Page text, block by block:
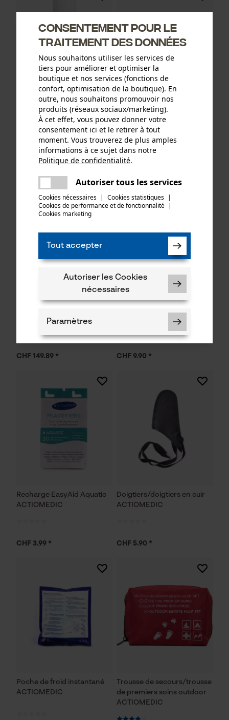
Spray cicatrisant et spray
oculaire ACTIOMEDIC
CHF 9.90 *
Distributeur de pansements
ACTIOMEDIC EasyAid
CHF 26.90 *
ACTIOMEDIC Multi
CHF 149.89 * CHF 9.90 *
Recharge EasyAid Aquatic
ACTIOMEDIC
CHF 3.99 *
Doigtiers/doigtiers en cuir
ACTIOMEDIC
CHF 5.90 *
Poche de froid instantané
ACTIOMEDIC
Trousse de secours/trousse
de premiers soins outdoor
ACTIOMEDIC
Consentement pour le
traitement des données
Nous souhaitons utiliser les services de
tiers pour améliorer et optimiser la
boutique et nos services (fonctions de
confort, optimisation de la boutique). En
outre, nous souhaitons promouvoir nos
produits (réseaux sociaux/marketing).
À cet effet, vous pouvez donner votre
consentement ici et le retirer à tout
moment. Vous trouverez de plus amples
informations à ce sujet dans notre
Politique de confidentialité.
Autoriser tous les services
Cookies nécessaires | Cookies statistiques |
Cookies de performance et de fonctionnalité |
Cookies marketing
Tout accepter
Autoriser les Cookies
nécessaires
Paramètres
Cookies nécessaires
Vérifier linstallation de cookies
Econda Tag Manager
Cookies statistiques
Econda Analytics
Mouseflow Web Analytics Tool
Fact-Finder Tracking
fonctionnalité
Une erreur s'est produite. Veuillez
essayer encore.
partager
partager
mail